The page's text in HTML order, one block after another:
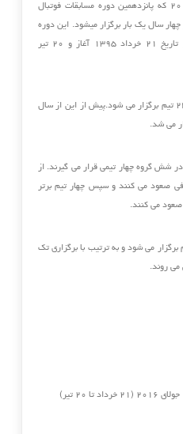
۲۰۱۶، یا یورو ۲۰۱۶ که پانزدهمین دوره مسابقات فوتبال
سال یک بار برگزار میشود. این دوره
مسابقات به میزبانی کشور فرانسه در تاریخ ۲۱ خرداد ۱۳۹۵ آغاز و ۲۰ تیر
برای اولین بار، این مسابقات در قالب ۲۴ تیم برگزار می شود.پیش از این از سال
شش گروه چهار تیمی قرار می گیرند. از
صعود می کنند و سپس چهار تیم برتر
می کنند.
می شود و به ترتیب با برگزاری تک
می روند.